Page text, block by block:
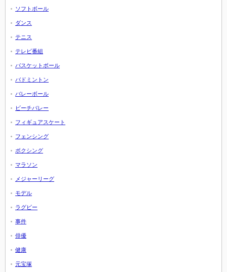
ソフトボール
ダンス
テニス
テレビ番組
バスケットボール
バドミントン
バレーボール
ビーチバレー
フィギュアスケート
フェンシング
ボクシング
マラソン
メジャーリーグ
モデル
ラグビー
事件
俳優
健康
元宝塚